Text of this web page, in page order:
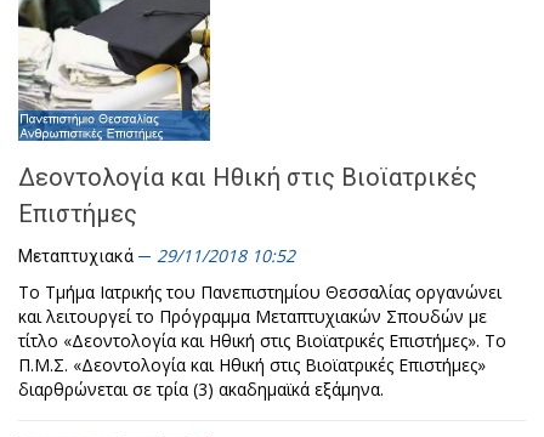
Δεοντολογία και Ηθική στις Βιοϊατρικές
Επιστήμες
Μεταπτυχιακά
29/11/2018 10:52
Το Τμήμα Ιατρικής του Πανεπιστημίου Θεσσαλίας οργανώνει
και λειτουργεί το Πρόγραμμα Μεταπτυχιακών Σπουδών με
τίτλο «Δεοντολογία και Ηθική στις Βιοϊατρικές Επιστήμες». Το
Π.Μ.Σ. «Δεοντολογία και Ηθική στις Βιοϊατρικές Επιστήμες»
διαρθρώνεται σε τρία (3) ακαδημαϊκά εξάμηνα.